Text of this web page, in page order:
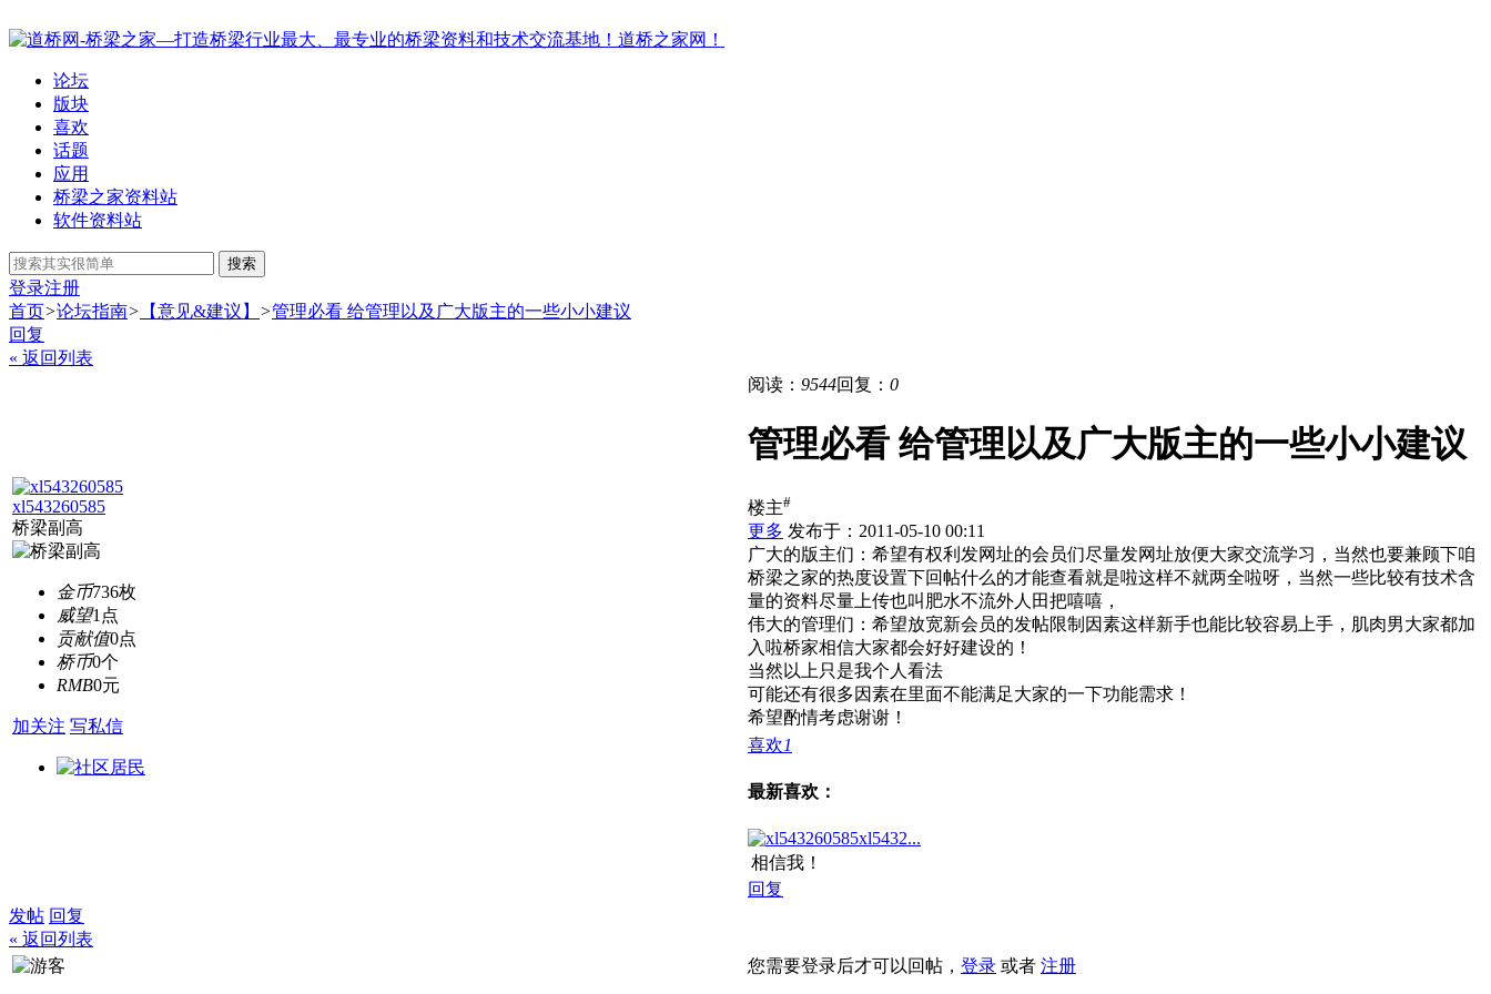
论坛
版块
喜欢
话题
应用
桥梁之家资料站
软件资料站
搜索
登录注册
首页>论坛指南> 【意见&建议】 >管理必看 给管理以及广大版主的一些小小建议
回复
« 返回列表
xl543260585
桥梁副高
金币736枚
威望1点
贡献值0点
桥币0个
RMB0元
加关注 写私信
阅读： 9544回复： 0
管理必看 给管理以及广大版主的一些小小建议
楼主#
更多 发布于：2011-05-10 00:11
广大的版主们：希望有权利发网址的会员们尽量发网址放便大家交流学习，当然也要兼顾下咱
桥梁之家的热度设置下回帖什么的才能查看就是啦这样不就两全啦呀，当然一些比较有技术含
量的资料尽量上传也叫肥水不流外人田把嘻嘻，
伟大的管理们：希望放宽新会员的发帖限制因素这样新手也能比较容易上手，肌肉男大家都加
入啦桥家相信大家都会好好建设的！
当然以上只是我个人看法
可能还有很多因素在里面不能满足大家的一下功能需求！
希望酌情考虑谢谢！
喜欢1
最新喜欢：
xl5432...
相信我！
回复
发帖 回复
« 返回列表
您需要登录后才可以回帖， 登录 或者 注册